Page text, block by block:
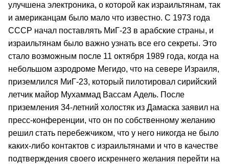
улучшена электроника, о которой как израильтянам, так
и американцам было мало что известно. С 1973 года
СССР начал поставлять МиГ-23 в арабские страны, и
израильтянам было важно узнать все его секреты. Это
стало возможным после 11 октября 1989 года, когда на
небольшом азродроме Мегидо, что на севере Израиля,
приземлился МиГ-23, который пилотировал сирийский
летчик майор Мухаммад Вассам Адель. После
приземления 34-летний холостяк из Дамаска заявил на
пресс-конференции, что он по собственному желанию
решил стать перебежчиком, что у него никогда не было
каких-либо контактов с израильтянами и что в качестве
подтверждения своего искреннего желания перейти на